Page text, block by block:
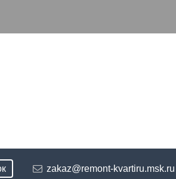
zakaz@remont-kvartiru.msk.ru